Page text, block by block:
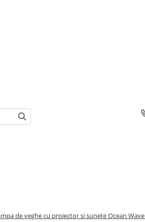
de veghe cu proiector si sunete Ocean